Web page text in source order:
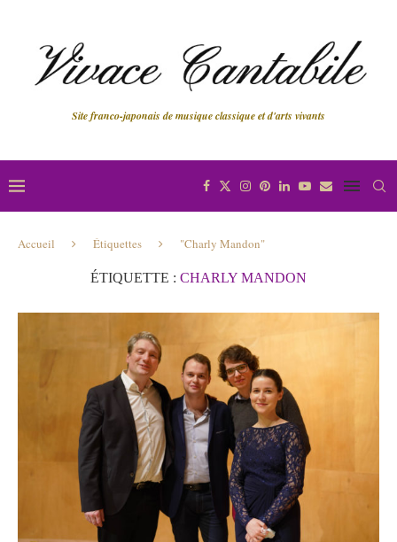
Site franco-japonais de musique classique et d'arts vivants
Accueil Étiquettes "Charly Mandon"
ÉTIQUETTE : CHARLY MANDON